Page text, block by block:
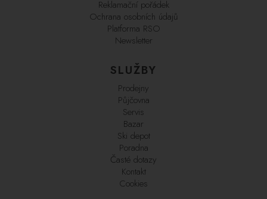
Reklamační pořádek
Ochrana osobních údajů
Platforma RSO
Newsletter
SLUŽBY
Prodejny
Půjčovna
Servis
Bazar
Ski depot
Poradna
Časté dotazy
Kontakt
Cookies